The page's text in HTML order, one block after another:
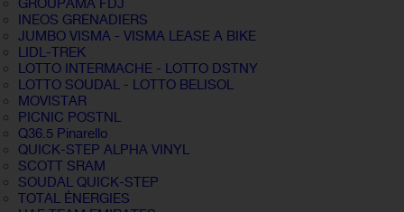
GROUPAMA FDJ
INEOS GRENADIERS
JUMBO VISMA - VISMA LEASE A BIKE
LIDL-TREK
LOTTO INTERMACHE - LOTTO DSTNY
LOTTO SOUDAL - LOTTO BELISOL
MOVISTAR
PICNIC POSTNL
Q36.5 Pinarello
QUICK-STEP ALPHA VINYL
SCOTT SRAM
SOUDAL QUICK-STEP
TOTAL ÉNERGIES